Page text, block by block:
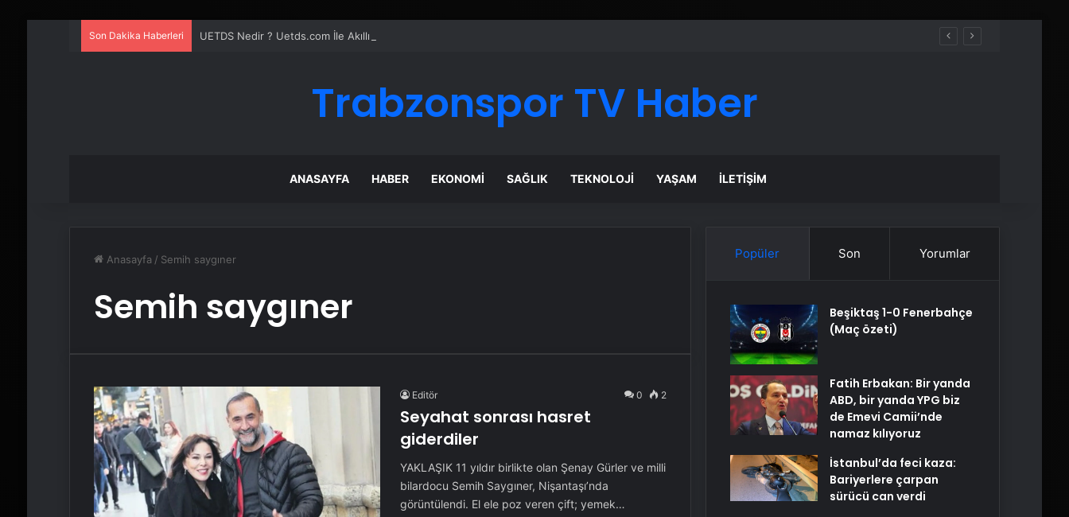
Son Dakika Haberleri UETDS Nedir ? Uetds.com İle Akıllı Dijital Taşımacılık Yazılımı
Trabzonspor TV Haber
ANASAYFA HABER EKONOMI SAĞLIK TEKNOLOJI YAŞAM İLETIŞIM
Anasayfa / Semih saygıner
Semih saygıner
Editör 0 2
Seyahat sonrası hasret
giderdiler
YAKLAŞIK 11 yıldır birlikte olan Şenay Gürler ve milli
bilardocu Semih Saygıner, Nişantaşı’nda
görüntülendi. El ele poz veren çift; yemek…
Popüler Son Yorumlar
Beşiktaş 1-0 Fenerbahçe
(Maç özeti)
Fatih Erbakan: Bir yanda
ABD, bir yanda YPG biz
de Emevi Camii’nde
namaz kılıyoruz
İstanbul’da feci kaza:
Bariyerlere çarpan
sürücü can verdi